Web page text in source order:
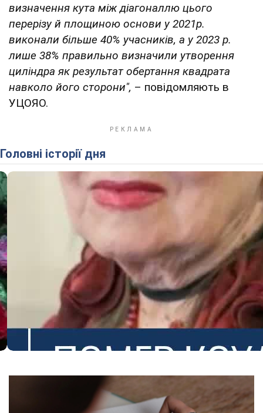
визначення кута між діагоналлю цього
перерізу й площиною основи у 2021р.
виконали більше 40% учасників, а у 2023 р.
лише 38% правильно визначили утворення
циліндра як результат обертання квадрата
навколо його сторони", – повідомляють в
УЦОЯО.
Головні історії дня